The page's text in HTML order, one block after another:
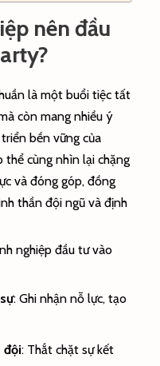
nên đầu
là một buổi tiệc tất
còn mang nhiều ý
bền vững của
cùng nhìn lại chặng
và đóng góp, đồng
thần đội ngũ và định
nghiệp đầu tư vào
: Ghi nhận nỗ lực, tạo
đội: Thắt chặt sự kết